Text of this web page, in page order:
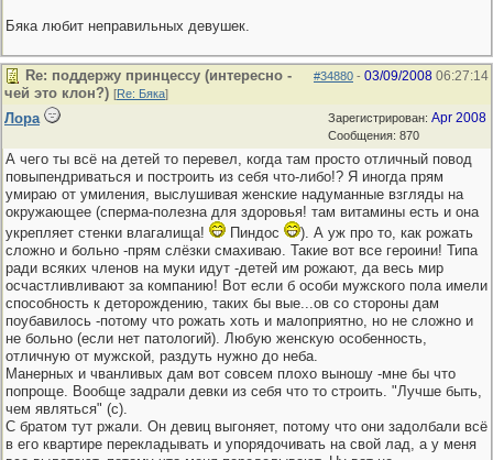
Бяка любит неправильных девушек.
#34880 - 03/09/2008 06:27:14
Re: поддержу принцессу (интересно -
чей это клон?) [Re: Бяка]
Зарегистрирован: Apr 2008
Сообщения: 870
Лора
А чего ты всё на детей то перевел, когда там просто отличный повод
повыпендриваться и построить из себя что-либо!? Я иногда прям
умираю от умиления, выслушивая женские надуманные взгляды на
окружающее (сперма-полезна для здоровья! там витамины есть и она
укрепляет стенки влагалища!
Пиндос
). А уж про то, как рожать
сложно и больно -прям слёзки смахиваю. Такие вот все героини! Типа
ради всяких членов на муки идут -детей им рожают, да весь мир
осчастливливают за компанию! Вот если б особи мужского пола имели
способность к деторождению, таких бы вые...ов со стороны дам
поубавилось -потому что рожать хоть и малоприятно, но не сложно и
не больно (если нет патологий). Любую женскую особенность,
отличную от мужской, раздуть нужно до неба.
Манерных и чванливых дам вот совсем плохо выношу -мне бы что
попроще. Вообще задрали девки из себя что то строить. "Лучше быть,
чем являться" (с).
С братом тут ржали. Он девиц выгоняет, потому что они задолбали всё
в его квартире перекладывать и упорядочивать на свой лад, а у меня